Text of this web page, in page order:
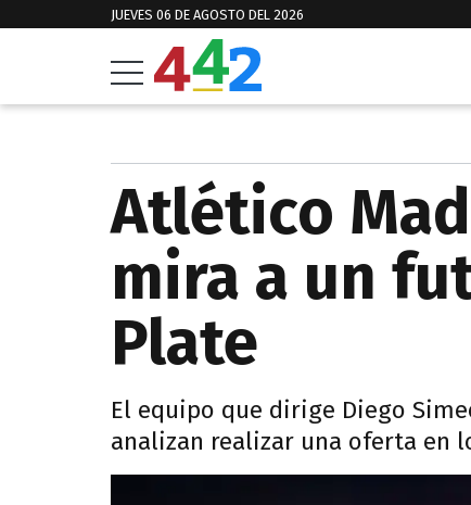
JUEVES 06 DE AGOSTO DEL 2026
Atlético
mira a un
Plate
El equipo que dirige Diego
analizan realizar una oferta en